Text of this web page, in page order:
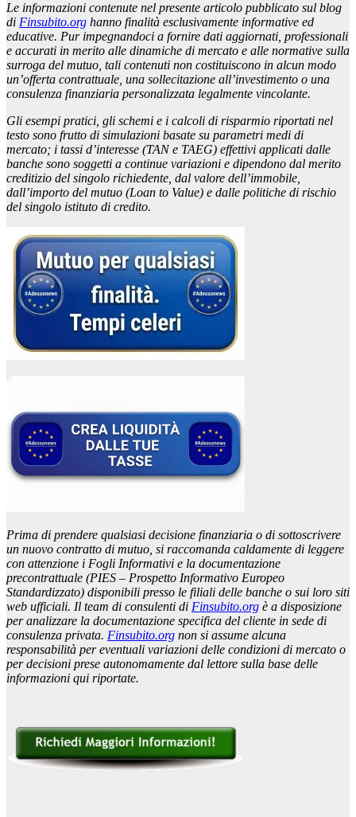
Le informazioni contenute nel presente articolo pubblicato sul blog
di Finsubito.org hanno finalità esclusivamente informative ed
educative. Pur impegnandoci a fornire dati aggiornati, professionali
e accurati in merito alle dinamiche di mercato e alle normative sulla
surroga del mutuo, tali contenuti non costituiscono in alcun modo
un’offerta contrattuale, una sollecitazione all’investimento o una
consulenza finanziaria personalizzata legalmente vincolante.
Gli esempi pratici, gli schemi e i calcoli di risparmio riportati nel
testo sono frutto di simulazioni basate su parametri medi di
mercato; i tassi d’interesse (TAN e TAEG) effettivi applicati dalle
banche sono soggetti a continue variazioni e dipendono dal merito
creditizio del singolo richiedente, dal valore dell’immobile,
dall’importo del mutuo (Loan to Value) e dalle politiche di rischio
del singolo istituto di credito.
Prima di prendere qualsiasi decisione finanziaria o di sottoscrivere
un nuovo contratto di mutuo, si raccomanda caldamente di leggere
con attenzione i Fogli Informativi e la documentazione
precontrattuale (PIES – Prospetto Informativo Europeo
Standardizzato) disponibili presso le filiali delle banche o sui loro siti
web ufficiali. Il team di consulenti di Finsubito.org è a disposizione
per analizzare la documentazione specifica del cliente in sede di
consulenza privata. Finsubito.org non si assume alcuna
responsabilità per eventuali variazioni delle condizioni di mercato o
per decisioni prese autonomamente dal lettore sulla base delle
informazioni qui riportate.